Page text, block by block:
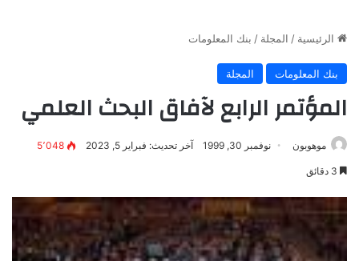
الرئيسية / المجلة / بنك المعلومات
بنك المعلومات المجلة
المؤتمر الرابع لآفاق البحث العلمي
موهوبون نوفمبر 30, 1999 آخر تحديث: فبراير 5, 2023 5٬048